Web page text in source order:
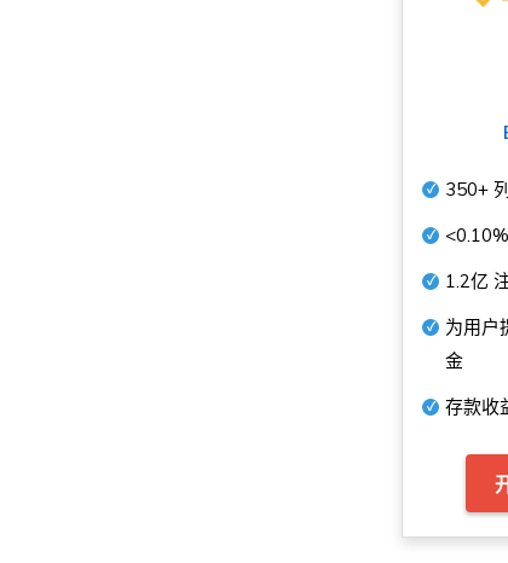
350+
<0.10%
1.2亿
为用户
金
存款收